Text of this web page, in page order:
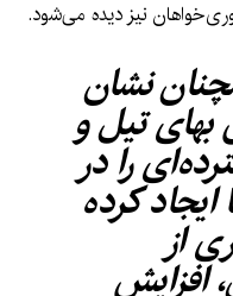
نیز دیده می‌شود.
نشان
تیل و
را در
کرده
از
افزایش